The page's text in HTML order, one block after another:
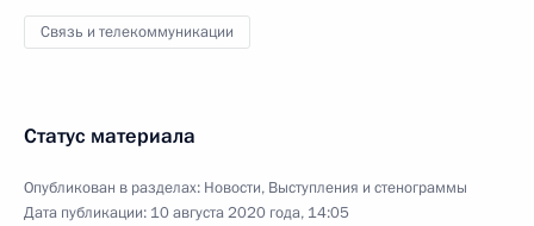
Связь и телекоммуникации
Статус материала
Опубликован в разделах: Новости, Выступления и стенограммы
Дата публикации: 10 августа 2020 года, 14:05